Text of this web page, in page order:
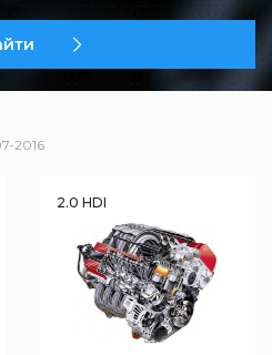
2016
2.0 HDI